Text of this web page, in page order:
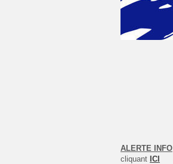
ALERTE INFO
cliquant ICI